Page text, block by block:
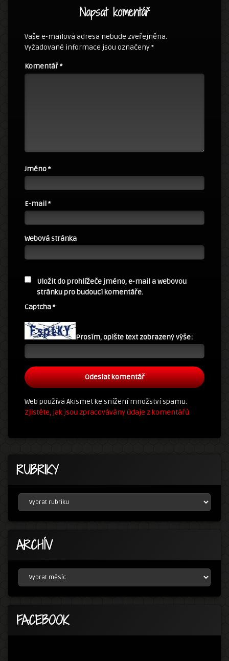
Napsat komentář
Vaše e-mailová adresa nebude zveřejněna.
Vyžadované informace jsou označeny*
Komentář*
Jméno*
E-mail*
Webová stránka
Uložit do prohlížeče jméno, e-mail a webovou
stránku pro budoucí komentáře.
Captcha*
Prosím, opište text zobrazený výše:
Web používá Akismet ke snížení množství spamu.
Zjistěte, jak jsou zpracovávány údaje z komentářů.
RUBRIKY
ARCHÍV
FACEBOOK